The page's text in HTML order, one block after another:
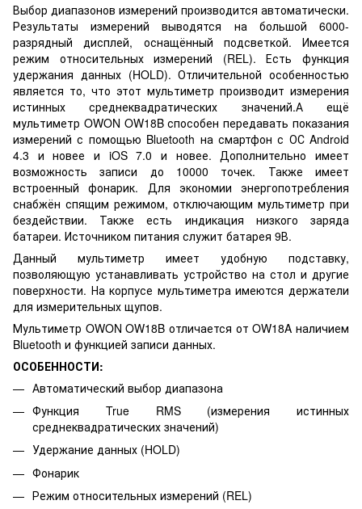
Выбор диапазонов измерений производится автоматически.
Результаты измерений выводятся на большой 6000-
разрядный дисплей, оснащённый подсветкой. Имеется
режим относительных измерений (REL). Есть функция
удержания данных (HOLD). Отличительной особенностью
является то, что этот мультиметр производит измерения
истинных среднеквадратических значений.А ещё
мультиметр OWON OW18B способен передавать показания
измерений с помощью Bluetooth на смартфон с ОС Android
4.3 и новее и iOS 7.0 и новее. Дополнительно имеет
возможность записи до 10000 точек. Также имеет
встроенный фонарик. Для экономии энергопотребления
снабжён спящим режимом, отключающим мультиметр при
бездействии. Также есть индикация низкого заряда
батареи. Источником питания служит батарея 9В.
Данный мультиметр имеет удобную подставку,
позволяющую устанавливать устройство на стол и другие
поверхности. На корпусе мультиметра имеются держатели
для измерительных щупов.
Мультиметр OWON OW18B отличается от OW18A наличием
Bluetooth и функцией записи данных.
ОСОБЕННОСТИ:
Автоматический выбор диапазона
Функция True RMS (измерения истинных
среднеквадратических значений)
Удержание данных (HOLD)
Фонарик
Режим относительных измерений (REL)